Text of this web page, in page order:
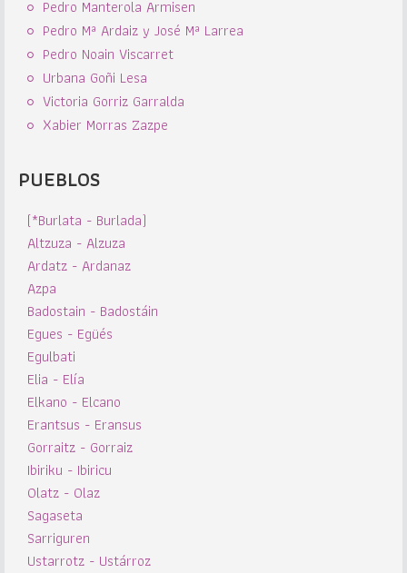
Pedro Manterola Armisen
Pedro Mª Ardaiz y José Mª Larrea
Pedro Noain Viscarret
Urbana Goñi Lesa
Victoria Gorriz Garralda
Xabier Morras Zazpe
PUEBLOS
(*Burlata - Burlada)
Altzuza - Alzuza
Ardatz - Ardanaz
Azpa
Badostain - Badostáin
Egues - Egüés
Egulbati
Elia - Elía
Elkano - Elcano
Erantsus - Eransus
Gorraitz - Gorraiz
Ibiriku - Ibiricu
Olatz - Olaz
Sagaseta
Sarriguren
Ustarrotz - Ustárroz